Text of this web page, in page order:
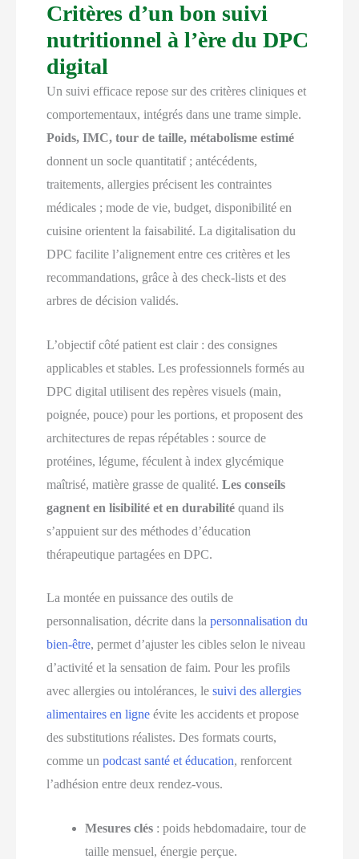
Critères d’un bon suivi
nutritionnel à l’ère du DPC
digital
Un suivi efficace repose sur des critères cliniques et
comportementaux, intégrés dans une trame simple.
Poids, IMC, tour de taille, métabolisme estimé
donnent un socle quantitatif ; antécédents,
traitements, allergies précisent les contraintes
médicales ; mode de vie, budget, disponibilité en
cuisine orientent la faisabilité. La digitalisation du
DPC facilite l’alignement entre ces critères et les
recommandations, grâce à des check-lists et des
arbres de décision validés.
L’objectif côté patient est clair : des consignes
applicables et stables. Les professionnels formés au
DPC digital utilisent des repères visuels (main,
poignée, pouce) pour les portions, et proposent des
architectures de repas répétables : source de
protéines, légume, féculent à index glycémique
maîtrisé, matière grasse de qualité.Les conseils
gagnent en lisibilité et en durabilité quand ils
s’appuient sur des méthodes d’éducation
thérapeutique partagées en DPC.
La montée en puissance des outils de
personnalisation, décrite dans lapersonnalisation du
bien-être, permet d’ajuster les cibles selon le niveau
d’activité et la sensation de faim. Pour les profils
avec allergies ou intolérances, lesuivi des allergies
alimentaires en ligne évite les accidents et propose
des substitutions réalistes. Des formats courts,
comme unpodcast santé et éducation, renforcent
l’adhésion entre deux rendez-vous.
Mesures clés : poids hebdomadaire, tour de
taille mensuel, énergie perçue.